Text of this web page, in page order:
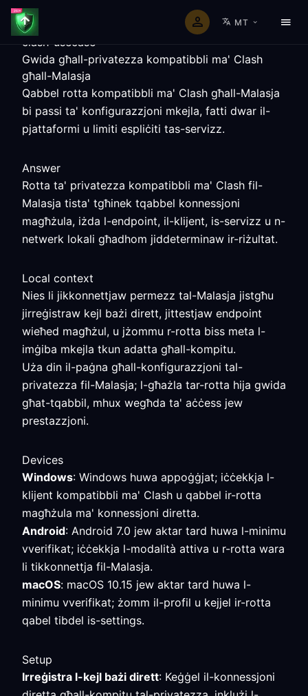
MT
clash-usecase
Gwida għall-privatezza kompatibbli ma' Clash
għall-Malasja
Qabbel rotta kompatibbli ma' Clash għall-Malasja
bi passi ta' konfigurazzjoni mkejla, fatti dwar il-
pjattaformi u limiti espliċiti tas-servizz.
Answer
Rotta ta' privatezza kompatibbli ma' Clash fil-
Malasja tista' tgħinek tqabbel konnessjoni
magħżula, iżda l-endpoint, il-klijent, is-servizz u n-
netwerk lokali għadhom jiddeterminaw ir-riżultat.
Local context
Nies li jikkonnettjaw permezz tal-Malasja jistgħu
jirreġistraw kejl bażi dirett, jittestjaw endpoint
wieħed magħżul, u jżommu r-rotta biss meta l-
imġiba mkejla tkun adatta għall-kompitu.
Uża din il-paġna għall-konfigurazzjoni tal-
privatezza fil-Malasja; l-għażla tar-rotta hija gwida
għat-tqabbil, mhux wegħda ta' aċċess jew
prestazzjoni.
Devices
Windows: Windows huwa appoġġjat; iċċekkja l-
klijent kompatibbli ma' Clash u qabbel ir-rotta
magħżula ma' konnessjoni diretta.
Android: Android 7.0 jew aktar tard huwa l-minimu
vverifikat; iċċekkja l-modalità attiva u r-rotta wara
li tikkonnettja fil-Malasja.
macOS: macOS 10.15 jew aktar tard huwa l-
minimu vverifikat; żomm il-profil u kejjel ir-rotta
qabel tibdel is-settings.
Setup
Irreġistra l-kejl bażi dirett: Keġġel il-konnessjoni